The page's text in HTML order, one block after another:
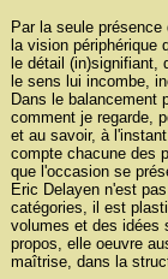
Par la seule
la vision
le détail (in)signifiant,
le sens lui incombe,
Dans le balancement
comment je regarde,
et au savoir, à
compte chacune des
que l'occasion se
Eric Delayen n'est
catégories, il est
volumes et des idées
propos, elle oeuvre
maîtrise, dans la